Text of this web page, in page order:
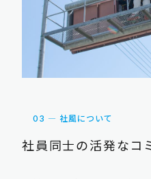
03 ― 社風について
社員同士の活発なコ